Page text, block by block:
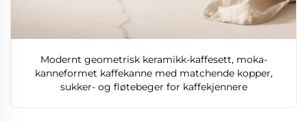
Modernt geometrisk keramikk-kaffesett, moka-
kanneformet kaffekanne med matchende kopper,
sukker- og fløtebeger for kaffekjennere